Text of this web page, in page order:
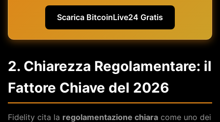
Scarica BitcoinLive24 Gratis
2. Chiarezza Regolamentare: il
Fattore Chiave del 2026
Fidelity cita la regolamentazione chiara come uno dei